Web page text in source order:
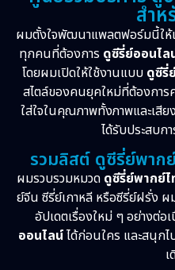
สำ
ผมตั้งใจพัฒนาแพลตฟอร์มนี้ให้
ทุกคนที่ต้องการ ดูซีรี่ย์ออนไล
โดยผมเปิดให้ใช้งานแบบ ดูซีรี่
สไตล์ของคนยุคใหม่ที่ต้องการ
ใส่ใจในคุณภาพทั้งภาพและเสี
ได้รับประสบ
รวมลิสต์ ดูซีรี่ย์พา
ผมรวบรวมหมวด ดูซีรี่ย์พากย์ไ
ย์จีน ซีรี่ย์เกาหลี หรือซีรี่ย์ฝรั่ง
อัปเดตเรื่องใหม่ ๆ อย่างต่
ออนไลน์ได้ก่อนใคร และสนุกไ